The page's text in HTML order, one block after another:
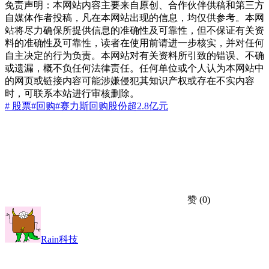
免责声明：本网站内容主要来自原创、合作伙伴供稿和第三方
自媒体作者投稿，凡在本网站出现的信息，均仅供参考。本网
站将尽力确保所提供信息的准确性及可靠性，但不保证有关资
料的准确性及可靠性，读者在使用前请进一步核实，并对任何
自主决定的行为负责。本网站对有关资料所引致的错误、不确
或遗漏，概不负任何法律责任。任何单位或个人认为本网站中
的网页或链接内容可能涉嫌侵犯其知识产权或存在不实内容
时，可联系本站进行审核删除。
# 股票#回购#赛力斯回购股份超2.8亿元
赞 (0)
Rain科技